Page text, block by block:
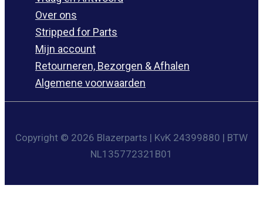
Over ons
Stripped for Parts
Mijn account
Retourneren, Bezorgen & Afhalen
Algemene voorwaarden
Copyright © 2026 Blazerparts | KvK 24399880 | BTW
NL135772321B01